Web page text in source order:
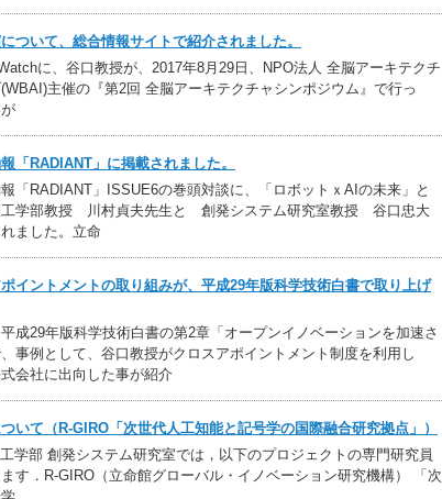
ついて、総合情報サイトで紹介されました。
に、谷口教授が、2017年8月29日、NPO法人 全脳アーキテクチ
主催の『第2回 全脳アーキテクチャシンポジウム』で行っ
「RADIANT」に掲載されました。
「RADIANT」ISSUE6の巻頭対談に、「ロボットｘAIの未来」と
工学部教授 川村貞夫先生と 創発システム研究室教授 谷口忠大
ました。立命
イントメントの取り組みが、平成29年版科学技術白書で取り上げ
成29年版科学技術白書の第2章「オープンイノベーションを加速さ
事例として、谷口教授がクロスアポイントメント制度を利用し
会社に出向した事が紹介
いて（R-GIRO「次世代人工知能と記号学の国際融合研究拠点」）
学部 創発システム研究室では，以下のプロジェクトの専門研究員
す．R-GIRO（立命館グローバル・イノベーション研究機構） 「次